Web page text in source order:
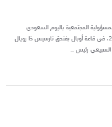
المجتمعية باليوم السعودي
للمسؤولية الاجتماعية، وذلك مساء الأحد 23 مارس 2025، في قاعة أوبال بفندق نارسيس ذا رويال
السبيعي رئيس ...